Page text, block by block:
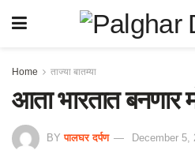
Home ताज्या बातम्या
आता भारतात बनणार
BY पालघर दर्पण December 5,